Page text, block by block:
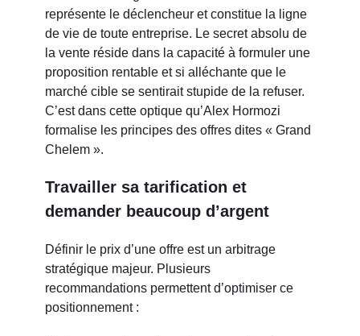
représente le déclencheur et constitue la ligne
de vie de toute entreprise. Le secret absolu de
la vente réside dans la capacité à formuler une
proposition rentable et si alléchante que le
marché cible se sentirait stupide de la refuser.
C’est dans cette optique qu’Alex Hormozi
formalise les principes des offres dites « Grand
Chelem ».
Travailler sa tarification et
demander beaucoup d’argent
Définir le prix d’une offre est un arbitrage
stratégique majeur. Plusieurs
recommandations permettent d’optimiser ce
positionnement :